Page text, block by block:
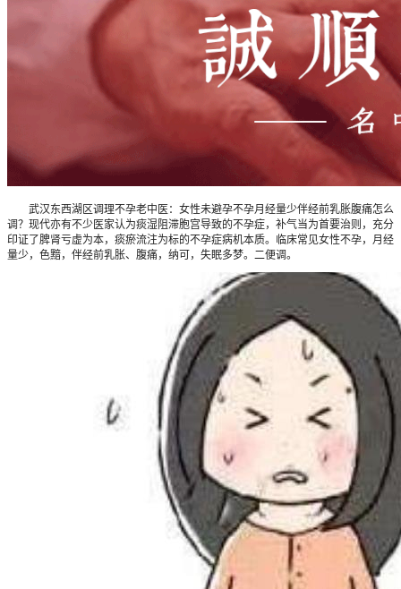
武汉东西湖区调理不孕老中医：女性未避孕不孕月经量少伴经前乳胀腹痛怎么
调？现代亦有不少医家认为痰湿阻滞胞宫导致的不孕症，补气当为首要治则，充分
印证了脾肾亏虚为本，痰瘀流注为标的不孕症病机本质。临床常见女性不孕，月经
量少，色黯，伴经前乳胀、腹痛，纳可，失眠多梦。二便调。